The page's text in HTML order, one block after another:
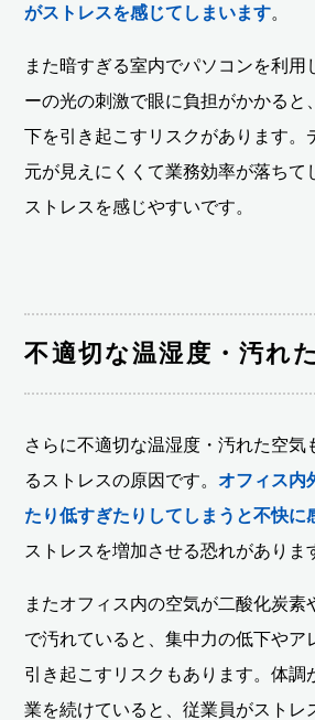
がストレスを感じてしまいます。
また暗すぎる室内でパソコンを利用
ーの光の刺激で眼に負担がかかると
下を引き起こすリスクがあります。
元が見えにくくて業務効率が落ちて
ストレスを感じやすいです。
不適切な温湿度・汚れ
さらに不適切な温湿度・汚れた空気
るストレスの原因です。 オフィス内
たり低すぎたりしてしまうと不快に
ストレスを増加させる恐れがありま
またオフィス内の空気が二酸化炭素
で汚れていると、集中力の低下やア
引き起こすリスクもあります。体調
業を続けていると、従業員がストレ